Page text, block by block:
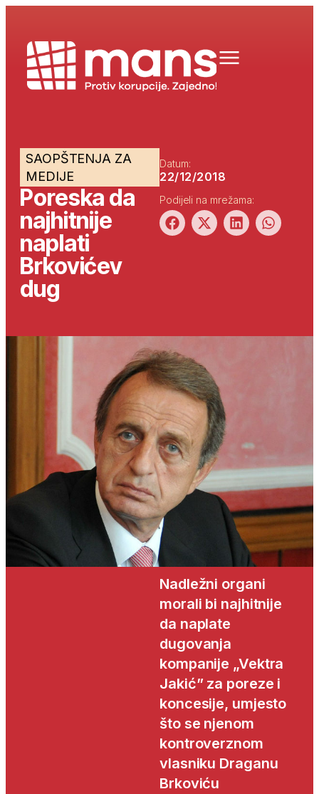
SAOPŠTENJA ZA
MEDIJE
Poreska da
najhitnije
naplati
Brkovićev
dug
Datum:
22/12/2018
Podijeli na mrežama:
Nadležni organi
morali bi najhitnije
da naplate
dugovanja
kompanije „Vektra
Jakić” za poreze i
koncesije, umjesto
što se njenom
kontroverznom
vlasniku Draganu
Brkoviću